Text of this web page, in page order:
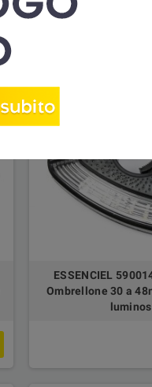
Ordina per:
ESSENCIEL
Ombrellone 30 a